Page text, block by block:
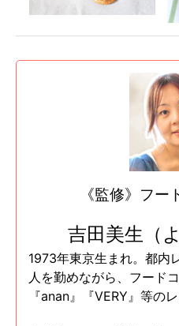
《監修》フー
吉田美生（
1973年東京生まれ。都内
人を勤めながら、フード
『anan』『VERY』等の